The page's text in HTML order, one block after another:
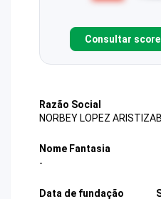
Consultar
Razão Social
NORBEY LOPEZ
Nome Fantasia
-
Data de fundação